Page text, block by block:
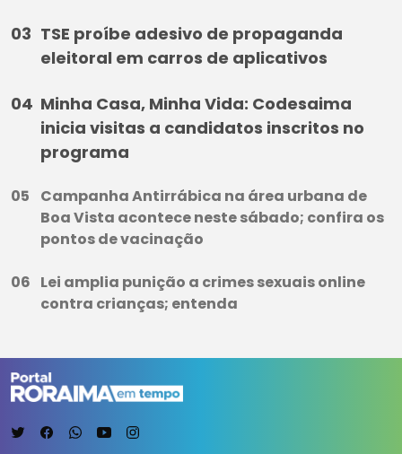
TSE proíbe adesivo de propaganda
eleitoral em carros de aplicativos
Minha Casa, Minha Vida: Codesaima
inicia visitas a candidatos inscritos no
programa
Campanha Antirrábica na área urbana de
Boa Vista acontece neste sábado; confira os
pontos de vacinação
Lei amplia punição a crimes sexuais online
contra crianças; entenda